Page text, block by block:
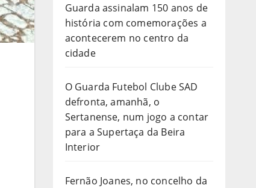
Guarda assinalam 150 anos de
história com comemorações a
acontecerem no centro da
cidade
O Guarda Futebol Clube SAD
defronta, amanhã, o
Sertanense, num jogo a contar
para a Supertaça da Beira
Interior
Fernão Joanes, no concelho da